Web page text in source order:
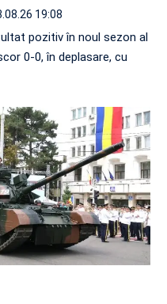
19:08
pozitiv în noul sezon al
0-0, în deplasare, cu